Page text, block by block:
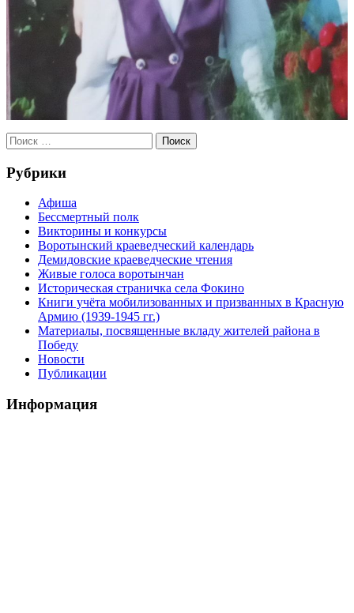
Рубрики
Афиша
Бессмертный полк
Викторины и конкурсы
Воротынский краеведческий календарь
Демидовские краеведческие чтения
Живые голоса воротынчан
Историческая страничка села Фокино
Книги учёта мобилизованных и призванных в Красную
Армию (1939-1945 гг.)
Материалы, посвященные вкладу жителей района в
Победу
Новости
Публикации
Информация